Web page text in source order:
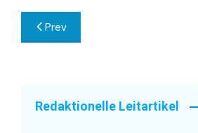
Beitragsnavigation
Prev
Redaktionelle Leitartikel